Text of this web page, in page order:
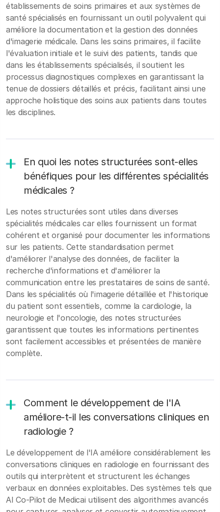
établissements de soins primaires et aux systèmes de
santé spécialisés en fournissant un outil polyvalent qui
améliore la documentation et la gestion des données
d'imagerie médicale. Dans les soins primaires, il facilite
l'évaluation initiale et le suivi des patients, tandis que
dans les établissements spécialisés, il soutient les
processus diagnostiques complexes en garantissant la
tenue de dossiers détaillés et précis, facilitant ainsi une
approche holistique des soins aux patients dans toutes
les disciplines.
En quoi les notes structurées sont-elles
bénéfiques pour les différentes spécialités
médicales ?
Les notes structurées sont utiles dans diverses
spécialités médicales car elles fournissent un format
cohérent et organisé pour documenter les informations
sur les patients. Cette standardisation permet
d'améliorer l'analyse des données, de faciliter la
recherche d'informations et d'améliorer la
communication entre les prestataires de soins de santé.
Dans les spécialités où l'imagerie détaillée et l'historique
du patient sont essentiels, comme la cardiologie, la
neurologie et l'oncologie, des notes structurées
garantissent que toutes les informations pertinentes
sont facilement accessibles et présentées de manière
complète.
Comment le développement de l'IA
améliore-t-il les conversations cliniques en
radiologie ?
Le développement de l'IA améliore considérablement les
conversations cliniques en radiologie en fournissant des
outils qui interprètent et structurent les échanges
verbaux en données exploitables. Des systèmes tels que
AI Co-Pilot de Medicai utilisent des algorithmes avancés